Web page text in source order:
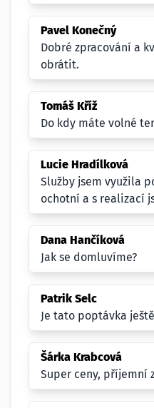
Pavel Konečný
Dobré zpracování a
obrátit.
Tomáš Kříž
Do kdy máte volné
Lucie Hradílková
Služby jsem využila
ochotní a s realizací
Dana Hančíková
Jak se domluvíme?
Patrik Selc
Je tato poptávka
Šárka Krabcová
Super ceny, příjemní